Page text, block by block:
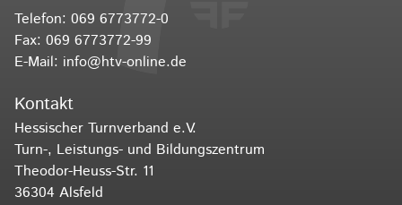
Telefon: 069 6773772-0
Fax: 069 6773772-99
E-Mail: info@htv-online.de
Kontakt
Hessischer Turnverband e.V.
Turn-, Leistungs- und Bildungszentrum
Theodor-Heuss-Str. 11
36304 Alsfeld